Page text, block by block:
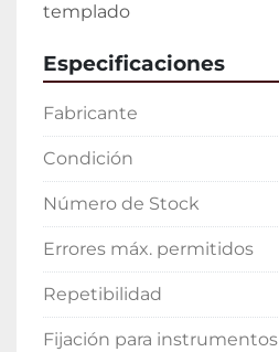
templado
Especificaciones
Fabricante
Condición
Número de Stock
Errores máx. permitidos
Repetibilidad
Fijación para instrumentos